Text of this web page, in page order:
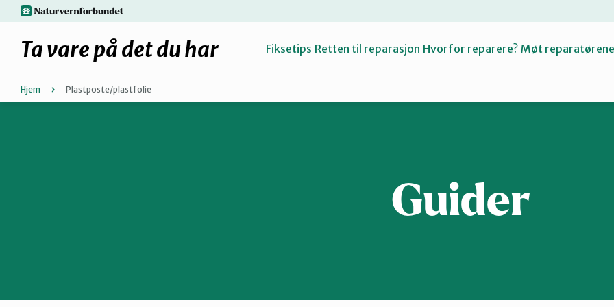
Hopp
til
hovedinnhold
naturvernforbundet.no
Ta vare på det du har Fiksetips Retten til reparasjon Hvorfor reparere? Møt reparatørene
Hjem Plastposte/plastfolie
Guider